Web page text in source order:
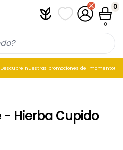
PlantfitMis listas de
Mi cuenta
Cesta
0
0
: ¡Descubre nuestras promociones del momento!
Hierba Cupido